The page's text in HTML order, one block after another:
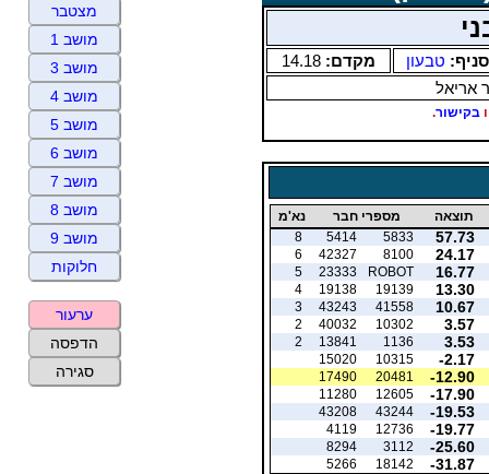
סניף: טבעון מקדם: 14.18
אריאל
בקישור.
תוצאה מספרי חבר נא'מ
57.73
5833
5414
8
24.17
8100
42327
6
16.77
ROBOT
23333
5
13.30
19139
19138
4
10.67
41558
43243
3
3.57
10302
40032
2
3.53
1136
13841
2
-2.17
10315
15020
-12.90
20481
17490
-17.90
12605
11280
-19.53
43244
43208
-19.77
12736
4119
-25.60
3112
8294
-31.87
18142
5266
מצטבר
מושב 1
מושב 3
מושב 4
מושב 5
מושב 6
מושב 7
מושב 8
מושב 9
חלוקות
ערעור
הדפסה
סגירה